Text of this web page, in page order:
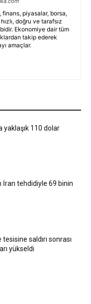
piyasalar, borsa,
doğru ve tarafsız
Ekonomiye dair tüm
takip ederek
amaçlar.
yaklaşık 110 dolar
İran tehdidiyle 69 binin
saldırı sonrası
yükseldi